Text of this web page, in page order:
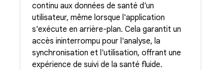
continu aux données de santé d'un
utilisateur, même lorsque l'application
s'exécute en arrière-plan. Cela garantit un
accès ininterrompu pour l'analyse, la
synchronisation et l'utilisation, offrant une
expérience de suivi de la santé fluide.